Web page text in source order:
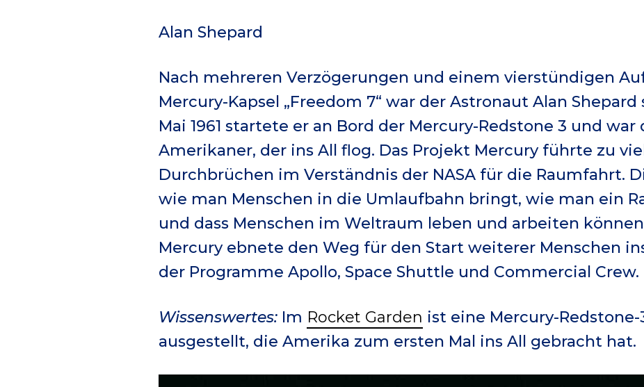
Alan Shepard
Nach mehreren Verzögerungen und einem vierstündigen
Mercury-Kapsel „Freedom 7“ war der Astronaut Alan
Mai 1961 startete er an Bord der Mercury-Redstone 3 und
Amerikaner, der ins All flog. Das Projekt Mercury führte zu
Durchbrüchen im Verständnis der NASA für die Raumfahrt.
wie man Menschen in die Umlaufbahn bringt, wie man ein
und dass Menschen im Weltraum leben und arbeiten
Mercury ebnete den Weg für den Start weiterer Menschen
der Programme Apollo, Space Shuttle und Commercial Crew.
Wissenswertes: Im Rocket Garden ist eine Mercury-Redstone-
ausgestellt, die Amerika zum ersten Mal ins All gebracht hat.